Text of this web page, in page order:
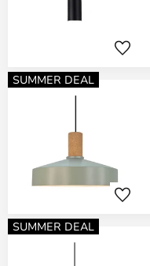
SUMMER DEAL
SUMMER DEAL